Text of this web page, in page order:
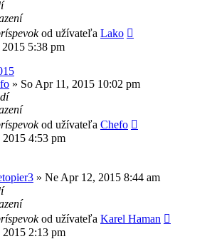
od užívateľa Lako
5:38 pm
» So Apr 11, 2015 10:02 pm
od užívateľa Chefo
4:53 pm
» Ne Apr 12, 2015 8:44 am
od užívateľa Karel Haman
2:13 pm